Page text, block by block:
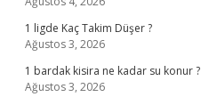
1 ligde Kaç Takim Düşer ?
Ağustos 3, 2026
1 bardak kisira ne kadar su konur ?
Ağustos 3, 2026